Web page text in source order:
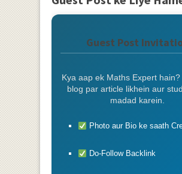
Guest Post
Kya aap ek Maths Expert
blog par article likhein aur
madad karein.
Photo aur Bio ke saath
Do-Follow Backlink